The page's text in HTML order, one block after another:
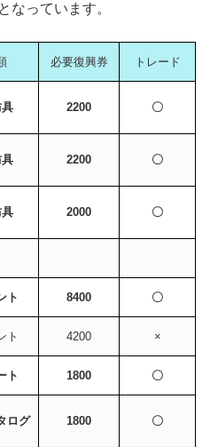
なっています。
必要復興券 トレード
2200 〇
2200 〇
2000 〇
ト 8400 〇
ト 4200 ×
ト 1800 〇
ログ 1800 〇